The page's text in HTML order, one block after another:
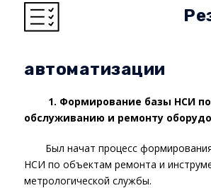
автоматизации
1. Формирование базы НСИ по
обслуживанию и ремонту
Был начат процесс
НСИ по объектам ремонта и
метрологической службы.